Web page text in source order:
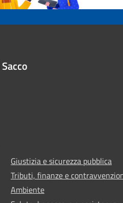
Giustizia e sicurezza pubblica
Tributi, finanze e
Ambiente